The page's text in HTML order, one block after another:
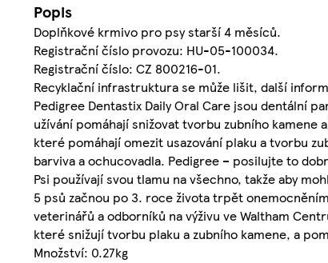
Popis
Doplňkové krmivo pro psy starší 4 měsíců.
Registrační číslo provozu: HU-05-100034.
Registrační číslo: CZ 800216-01.
Recyklační infrastruktura se může lišit, další
Pedigree Dentastix Daily Oral Care jsou dentální
užívání pomáhají snižovat tvorbu zubního kamene
které pomáhají omezit usazování plaku a tvorbu
barviva a ochucovadla. Pedigree – posilujte to
Psi používají svou tlamu na všechno, takže aby
5 psů začnou po 3. roce života trpět
veterinářů a odborníků na výživu ve Waltham
které snižují tvorbu plaku a zubního kamene, a
Množství: 0.27kg